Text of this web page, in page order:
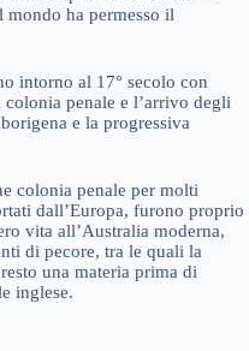
mondo ha permesso il
intorno al 17° secolo con
penale e l’arrivo degli
e la progressiva
colonia penale per molti
dall’Europa, furono proprio
vita all’Australia moderna,
di pecore, tra le quali la
una materia prima di
inglese.